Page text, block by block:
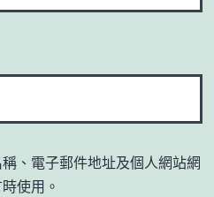
、電子郵件地址及個人網站網
使用。